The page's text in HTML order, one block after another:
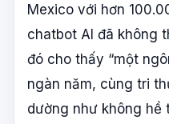
Mexico với hơn
chatbot AI đã không
đó cho thấy “một
ngàn năm, cùng tri
dường như không hề